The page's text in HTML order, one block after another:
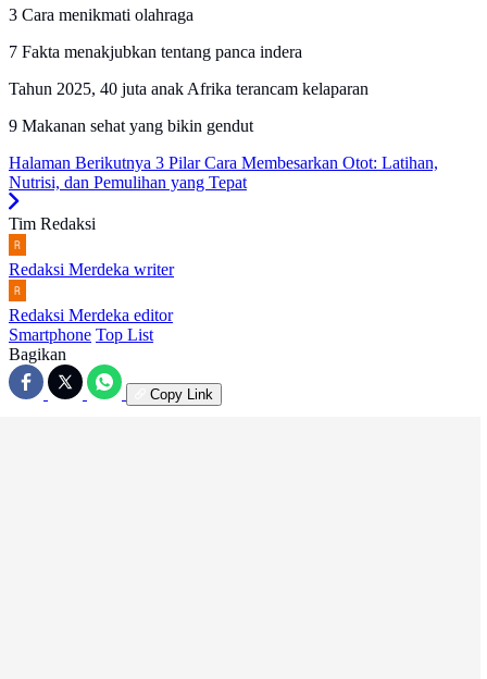
3 Cara menikmati olahraga
7 Fakta menakjubkan tentang panca indera
Tahun 2025, 40 juta anak Afrika terancam kelaparan
9 Makanan sehat yang bikin gendut
Halaman Berikutnya 3 Pilar Cara Membesarkan Otot: Latihan,
Nutrisi, dan Pemulihan yang Tepat
Tim Redaksi
Redaksi Merdeka writer
Redaksi Merdeka editor
Smartphone Top List
Bagikan
Copy Link